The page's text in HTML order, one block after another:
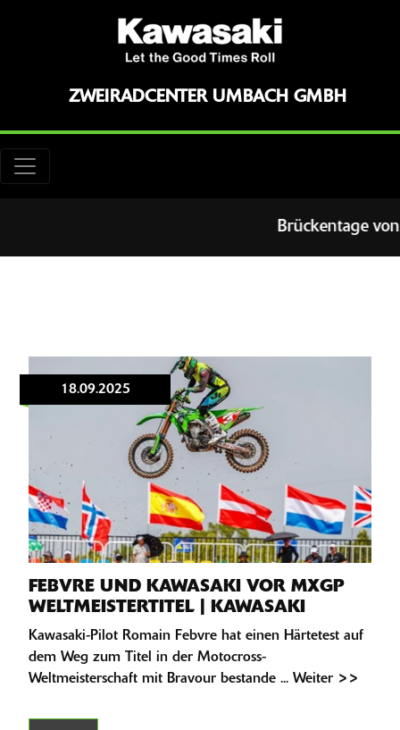
ZWEIRADCENTER UMBACH GMBH
Brückentage von
18.09.2025
FEBVRE UND KAWASAKI VOR MXGP
WELTMEISTERTITEL | KAWASAKI
Kawasaki-Pilot Romain Febvre hat einen Härtetest auf
dem Weg zum Titel in der Motocross-
Weltmeisterschaft mit Bravour bestande ... Weiter >>